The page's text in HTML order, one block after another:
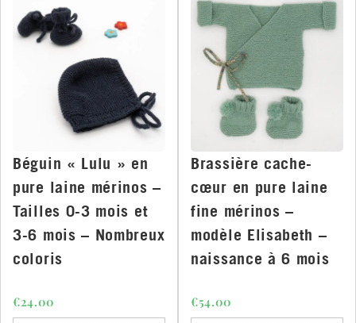
Béguin « Lulu » en
pure laine mérinos –
Tailles 0-3 mois et
3-6 mois – Nombreux
coloris
€24.00
Brassière cache-
cœur en pure laine
fine mérinos –
modèle Elisabeth –
naissance à 6 mois
€54.00